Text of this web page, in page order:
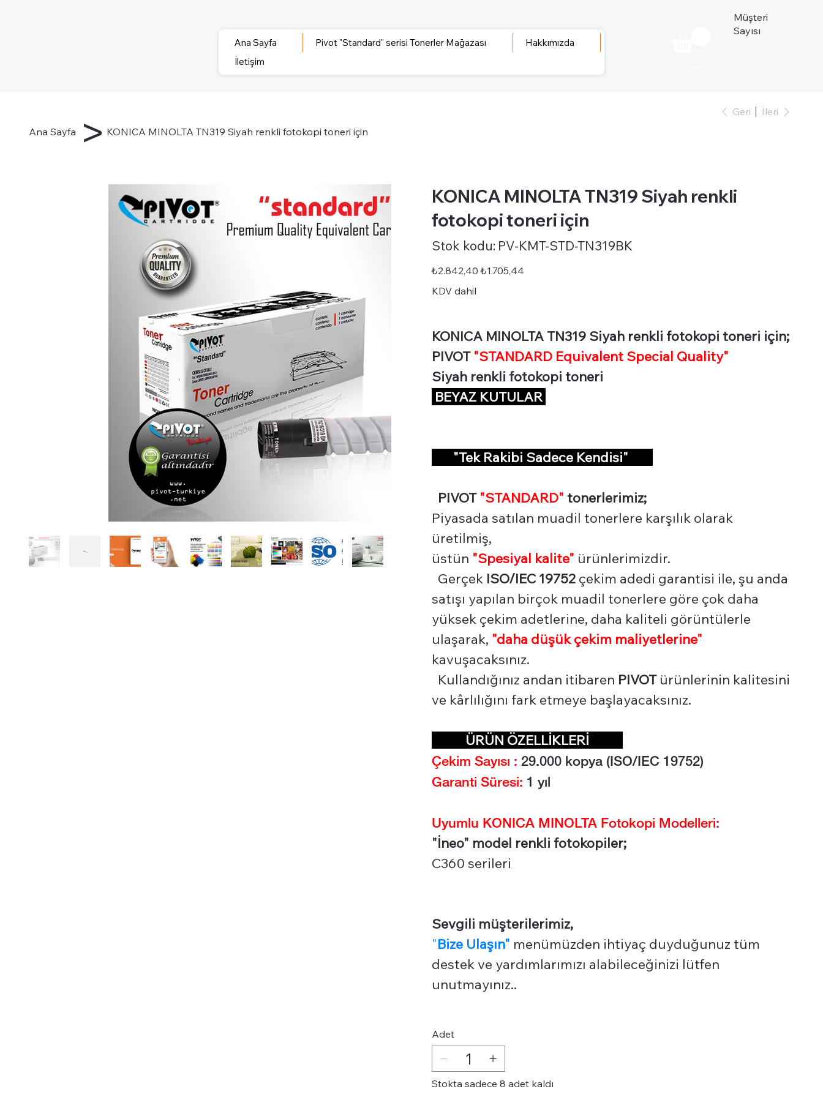
Ana Sayfa Pivot "Standard" serisi Tonerler Mağazası
Hakkımızda
İletişim
Müşteri
Sayısı
Ana Sayfa > KONICA MINOLTA TN319 Siyah renkli fotokopi toneri için
Geri İleri
KONICA MINOLTA TN319 Siyah renkli
fotokopi toneri için
Stok kodu:
kodu:
STD-
TN319BK
PV-KMT-STD-TN319BK
Orijinal
fiyat
₺2.842,40 İndirimli
fiyat
₺1.705,44
KDV dahil
KONICA MINOLTA TN319 Siyah renkli fotokopi toneri için;
PIVOT "STANDARD Equivalent Special Quality"
Siyah renkli fotokopi toneri
BEYAZ KUTULAR
"Tek Rakibi Sadece Kendisi"
PIVOT "STANDARD" tonerlerimiz;
Piyasada satılan muadil tonerlere karşılık olarak
üretilmiş,
üstün "Spesiyal kalite" ürünlerimizdir.
Gerçek ISO/IEC 19752 çekim adedi garantisi ile, şu anda
satışı yapılan birçok muadil tonerlere göre çok daha
yüksek çekim adetlerine, daha kaliteli görüntülerle
ulaşarak, "daha düşük çekim maliyetlerine"
kavuşacaksınız.
Kullandığınız andan itibaren PIVOTürünlerinin kalitesini
ve kârlılığını fark etmeye başlayacaksınız.
ÜRÜN ÖZELLİKLERİ
Çekim Sayısı : 29.000 kopya (ISO/IEC 19752)
Garanti Süresi: 1 yıl
Uyumlu KONICA MINOLTA Fotokopi Modelleri:
"İneo" model renkli fotokopiler;
C360 serileri
Sevgili müşterilerimiz,
"Bize Ulaşın" menümüzden ihtiyaç duyduğunuz tüm
destek ve yardımlarımızı alabileceğinizi lütfen
unutmayınız..
Adet
Stokta sadece 8 adet kaldı